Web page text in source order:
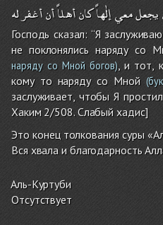
يجعلمعيإلٰهاًكانأهلاًأنأغفرله
Господь сказал: ‘‘Я
не поклонялись наряду со
наряду со Мной богов), и тот,
кому то наряду cо Мной
заслуживает, чтобы Я простил
Хаким 2/508. Слабый хадис]
Это конец толкования суры
Вся хвала и благодарность
Аль-Куртуби
Отсутствует